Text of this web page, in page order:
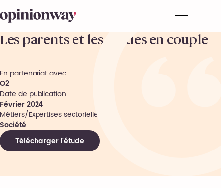
Les parents et les sorties en couple
En partenariat avec
O2
Date de publication
Février 2024
Métiers/Expertises sectorielles
Société
Télécharger l'étude